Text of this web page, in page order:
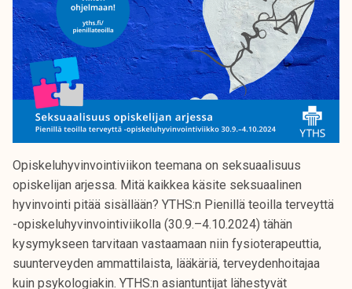
Opiskeluhyvinvointiviikon teemana on seksuaalisuus
opiskelijan arjessa. Mitä kaikkea käsite seksuaalinen
hyvinvointi pitää sisällään? YTHS:n Pienillä teoilla terveyttä
-opiskeluhyvinvointiviikolla (30.9.–4.10.2024) tähän
kysymykseen tarvitaan vastaamaan niin fysioterapeuttia,
suunterveyden ammattilaista, lääkäriä, terveydenhoitajaa
kuin psykologiakin. YTHS:n asiantuntijat lähestyvät